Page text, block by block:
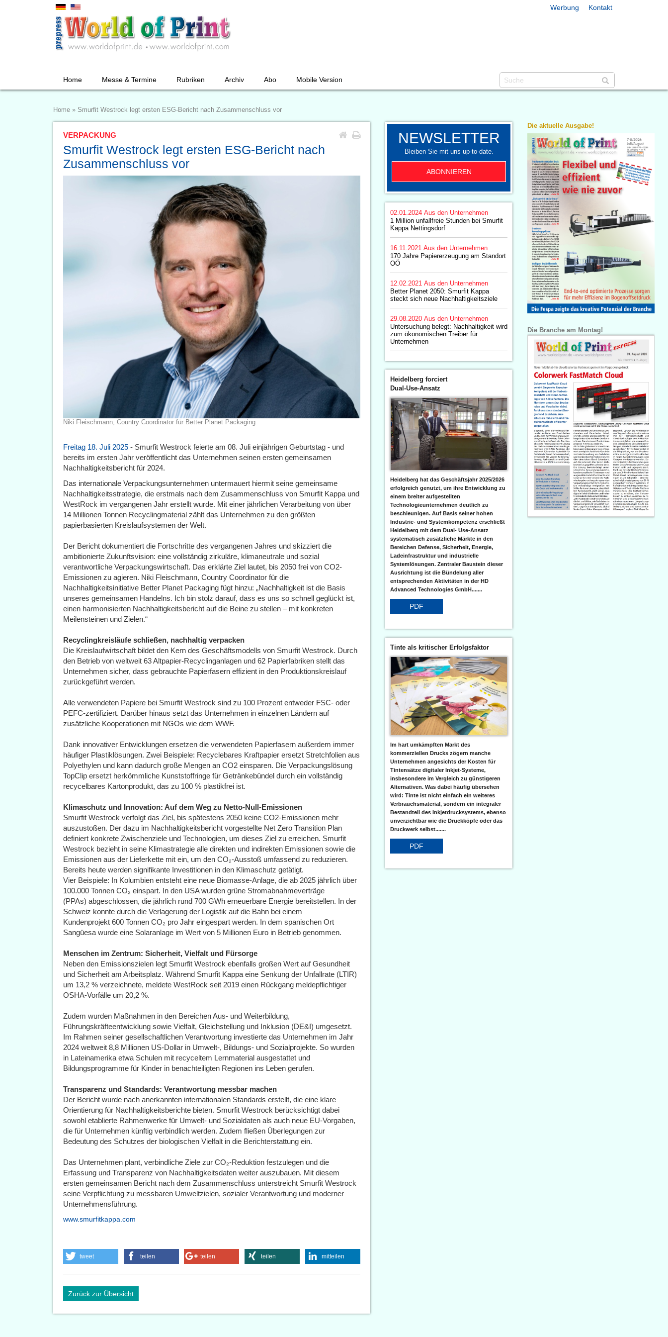
Werbung Kontakt
Home Messe & Termine Rubriken Archiv Abo Mobile Version
Home » Smurfit Westrock legt ersten ESG-Bericht nach Zusammenschluss vor
VERPACKUNG
Smurfit Westrock legt ersten ESG-Bericht nach
Zusammenschluss vor
Niki Fleischmann, Country Coordinator für Better Planet Packaging
Freitag 18. Juli 2025 - Smurfit Westrock feierte am 08. Juli einjährigen Geburtstag - und
bereits im ersten Jahr veröffentlicht das Unternehmen seinen ersten gemeinsamen
Nachhaltigkeitsbericht für 2024.
Das internationale Verpackungsunternehmen untermauert hiermit seine gemeinsame
Nachhaltigkeitsstrategie, die erstmals nach dem Zusammenschluss von Smurfit Kappa und
WestRock im vergangenen Jahr erstellt wurde. Mit einer jährlichen Verarbeitung von über
14 Millionen Tonnen Recyclingmaterial zählt das Unternehmen zu den größten
papierbasierten Kreislaufsystemen der Welt.
Der Bericht dokumentiert die Fortschritte des vergangenen Jahres und skizziert die
ambitionierte Zukunftsvision: eine vollständig zirkuläre, klimaneutrale und sozial
verantwortliche Verpackungswirtschaft. Das erklärte Ziel lautet, bis 2050 frei von CO2-
Emissionen zu agieren. Niki Fleischmann, Country Coordinator für die
Nachhaltigkeitsinitiative Better Planet Packaging fügt hinzu: „Nachhaltigkeit ist die Basis
unseres gemeinsamen Handelns. Ich bin stolz darauf, dass es uns so schnell geglückt ist,
einen harmonisierten Nachhaltigkeitsbericht auf die Beine zu stellen – mit konkreten
Meilensteinen und Zielen.“
Recyclingkreisläufe schließen, nachhaltig verpacken
Die Kreislaufwirtschaft bildet den Kern des Geschäftsmodells von Smurfit Westrock. Durch
den Betrieb von weltweit 63 Altpapier-Recyclinganlagen und 62 Papierfabriken stellt das
Unternehmen sicher, dass gebrauchte Papierfasern effizient in den Produktionskreislauf
zurückgeführt werden.
Alle verwendeten Papiere bei Smurfit Westrock sind zu 100 Prozent entweder FSC- oder
PEFC-zertifiziert. Darüber hinaus setzt das Unternehmen in einzelnen Ländern auf
zusätzliche Kooperationen mit NGOs wie dem WWF.
Dank innovativer Entwicklungen ersetzen die verwendeten Papierfasern außerdem immer
häufiger Plastiklösungen. Zwei Beispiele: Recyclebares Kraftpapier ersetzt Stretchfolien aus
Polyethylen und kann dadurch große Mengen an CO2 einsparen. Die Verpackungslösung
TopClip ersetzt herkömmliche Kunststoffringe für Getränkebündel durch ein vollständig
recycelbares Kartonprodukt, das zu 100 % plastikfrei ist.
Klimaschutz und Innovation: Auf dem Weg zu Netto-Null-Emissionen
Smurfit Westrock verfolgt das Ziel, bis spätestens 2050 keine CO2-Emissionen mehr
auszustoßen. Der dazu im Nachhaltigkeitsbericht vorgestellte Net Zero Transition Plan
definiert konkrete Zwischenziele und Technologien, um dieses Ziel zu erreichen. Smurfit
Westrock bezieht in seine Klimastrategie alle direkten und indirekten Emissionen sowie die
Emissionen aus der Lieferkette mit ein, um den CO₂-Ausstoß umfassend zu reduzieren.
Bereits heute werden signifikante Investitionen in den Klimaschutz getätigt.
Vier Beispiele: In Kolumbien entsteht eine neue Biomasse-Anlage, die ab 2025 jährlich über
100.000 Tonnen CO₂ einspart. In den USA wurden grüne Stromabnahmeverträge
(PPAs) abgeschlossen, die jährlich rund 700 GWh erneuerbare Energie bereitstellen. In der
Schweiz konnte durch die Verlagerung der Logistik auf die Bahn bei einem
Kundenprojekt 600 Tonnen CO₂ pro Jahr eingespart werden. In dem spanischen Ort
Sangüesa wurde eine Solaranlage im Wert von 5 Millionen Euro in Betrieb genommen.
Menschen im Zentrum: Sicherheit, Vielfalt und Fürsorge
Neben den Emissionszielen legt Smurfit Westrock ebenfalls großen Wert auf Gesundheit
und Sicherheit am Arbeitsplatz. Während Smurfit Kappa eine Senkung der Unfallrate (LTIR)
um 13,2 % verzeichnete, meldete WestRock seit 2019 einen Rückgang meldepflichtiger
OSHA-Vorfälle um 20,2 %.
Zudem wurden Maßnahmen in den Bereichen Aus- und Weiterbildung,
Führungskräfteentwicklung sowie Vielfalt, Gleichstellung und Inklusion (DE&I) umgesetzt.
Im Rahmen seiner gesellschaftlichen Verantwortung investierte das Unternehmen im Jahr
2024 weltweit 8,8 Millionen US-Dollar in Umwelt-, Bildungs- und Sozialprojekte. So wurden
in Lateinamerika etwa Schulen mit recyceltem Lernmaterial ausgestattet und
Bildungsprogramme für Kinder in benachteiligten Regionen ins Leben gerufen.
Transparenz und Standards: Verantwortung messbar machen
Der Bericht wurde nach anerkannten internationalen Standards erstellt, die eine klare
Orientierung für Nachhaltigkeitsberichte bieten. Smurfit Westrock berücksichtigt dabei
sowohl etablierte Rahmenwerke für Umwelt- und Sozialdaten als auch neue EU-Vorgaben,
die für Unternehmen künftig verbindlich werden. Zudem fließen Überlegungen zur
Bedeutung des Schutzes der biologischen Vielfalt in die Berichterstattung ein.
Das Unternehmen plant, verbindliche Ziele zur CO₂-Reduktion festzulegen und die
Erfassung und Transparenz von Nachhaltigkeitsdaten weiter auszubauen. Mit diesem
ersten gemeinsamen Bericht nach dem Zusammenschluss unterstreicht Smurfit Westrock
seine Verpflichtung zu messbaren Umweltzielen, sozialer Verantwortung und moderner
Unternehmensführung.
www.smurfitkappa.com
tweet teilen teilen teilen mitteilen
Zurück zur Übersicht
NEWSLETTER
Bleiben Sie mit uns up-to-date.
ABONNIEREN
02.01.2024 Aus den Unternehmen
1 Million unfallfreie Stunden bei Smurfit
Kappa Nettingsdorf
16.11.2021 Aus den Unternehmen
170 Jahre Papiererzeugung am Standort
OÖ
12.02.2021 Aus den Unternehmen
Better Planet 2050: Smurfit Kappa
steckt sich neue Nachhaltigkeitsziele
29.08.2020 Aus den Unternehmen
Untersuchung belegt: Nachhaltigkeit wird
zum ökonomischen Treiber für
Unternehmen
Heidelberg forciert
Dual-Use-Ansatz
Heidelberg hat das Geschäftsjahr 2025/2026
erfolgreich genutzt, um ihre Entwicklung zu
einem breiter aufgestellten
Technologieunternehmen deutlich zu
beschleunigen. Auf Basis seiner hohen
Industrie- und Systemkompetenz erschließt
Heidelberg mit dem Dual- Use-Ansatz
systematisch zusätzliche Märkte in den
Bereichen Defense, Sicherheit, Energie,
Ladeinfrastruktur und industrielle
Systemlösungen. Zentraler Baustein dieser
Ausrichtung ist die Bündelung aller
entsprechenden Aktivitäten in der HD
Advanced Technologies GmbH.......
PDF
Tinte als kritischer Erfolgsfaktor
Im hart umkämpften Markt des
kommerziellen Drucks zögern manche
Unternehmen angesichts der Kosten für
Tintensätze digitaler Inkjet-Systeme,
insbesondere im Vergleich zu günstigeren
Alternativen. Was dabei häufig übersehen
wird: Tinte ist nicht einfach ein weiteres
Verbrauchsmaterial, sondern ein integraler
Bestandteil des Inkjetdrucksystems, ebenso
unverzichtbar wie die Druckköpfe oder das
Druckwerk selbst.......
PDF
Die aktuelle Ausgabe!
Die Branche am Montag!